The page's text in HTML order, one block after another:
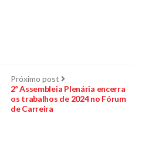
Próximo post Próximo
post:
2ª Assembleia Plenária encerra
os trabalhos de 2024 no Fórum
de Carreira